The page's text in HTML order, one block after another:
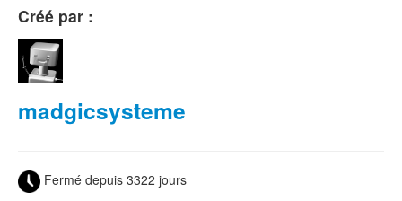
Créé par :
madgicsysteme
Fermé depuis 3322 jours